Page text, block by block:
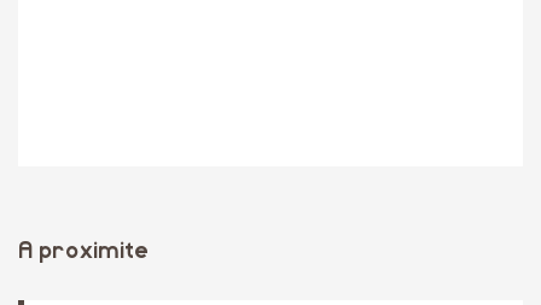
A proximite